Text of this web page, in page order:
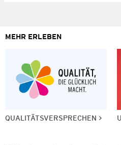
MEHR ERLEBEN
QUALITÄTSVERSPRECHEN